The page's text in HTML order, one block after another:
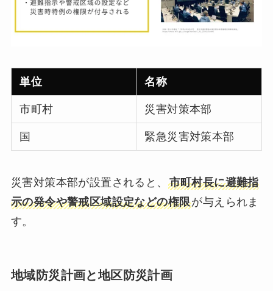
単位 名称
市町村 災害対策本部
国 緊急災害対策本部
災害対策本部が設置されると、 市町村長に避難指
示の発令や警戒区域設定などの権限が与えられま
す。
地域防災計画と地区防災計画